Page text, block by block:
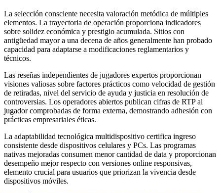
La selección consciente necesita valoración metódica de múltiples
elementos. La trayectoria de operación proporciona indicadores
sobre solidez económica y prestigio acumulada. Sitios con
antigüedad mayor a una decena de años generalmente han probado
capacidad para adaptarse a modificaciones reglamentarios y
técnicos.
Las reseñas independientes de jugadores expertos proporcionan
visiones valiosas sobre factores prácticos como velocidad de gestión
de retiradas, nivel del servicio de ayuda y justicia en resolución de
controversias. Los operadores abiertos publican cifras de RTP al
jugador comprobadas de forma externa, demostrando adhesión con
prácticas empresariales éticas.
La adaptabilidad tecnológica multidispositivo certifica ingreso
consistente desde dispositivos celulares y PCs. Las programas
nativas mejoradas consumen menor cantidad de data y proporcionan
desempeño mejor respecto con versiones online responsivas,
elemento crucial para usuarios que priorizan la vivencia desde
dispositivos móviles.